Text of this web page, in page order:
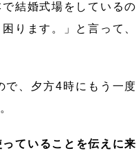
結婚式場をしているの
ります。」と言って、
で、夕方4時にもう一度
ていることを伝えに来